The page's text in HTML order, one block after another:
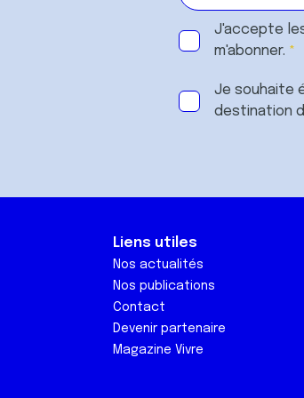
J'accepte
m'abonner.
Je souhaite
destination
Liens utiles
Nos actualités
Nos publications
Contact
Devenir partenaire
Magazine Vivre